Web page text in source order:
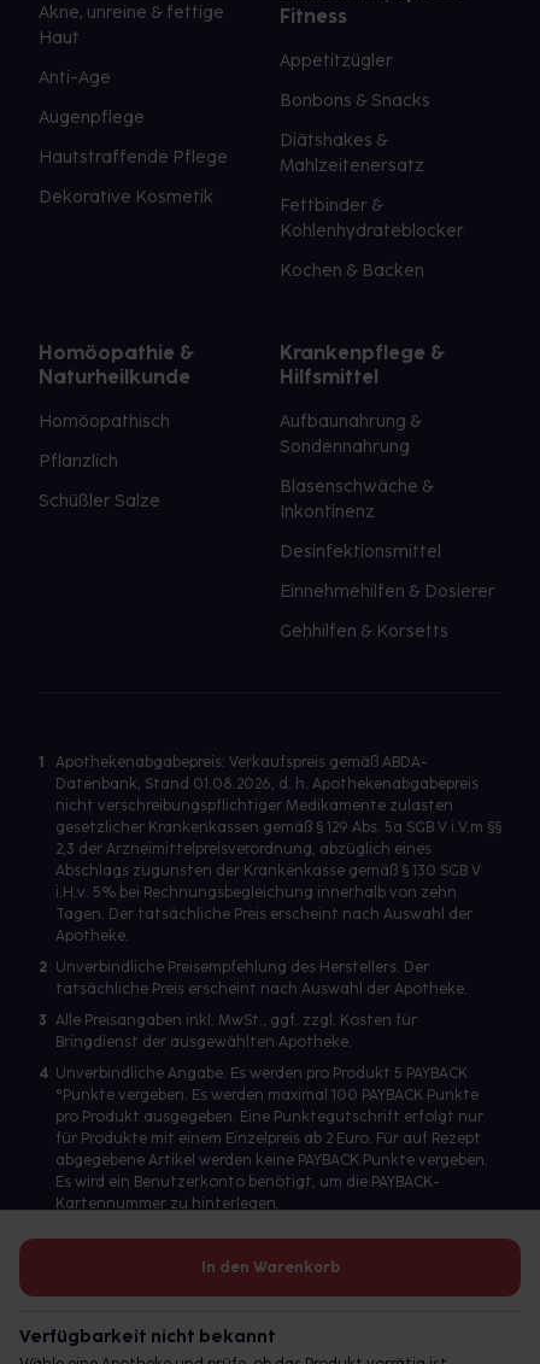
In den Warenkorb
Verfügbarkeit nicht bekannt
Akne, unreine & fettige
Haut
Anti-Age
Augenpflege
Hautstraffende Pflege
Dekorative Kosmetik
Fitness
Appetitzügler
Bonbons & Snacks
Diätshakes &
Mahlzeitenersatz
Fettbinder &
Kohlenhydrateblocker
Kochen & Backen
Homöopathie &
Naturheilkunde
Homöopathisch
Pflanzlich
Schüßler Salze
Krankenpflege &
Hilfsmittel
Aufbaunahrung &
Sondennahrung
Blasenschwäche &
Inkontinenz
Desinfektionsmittel
Einnehmehilfen & Dosierer
Gehhilfen & Korsetts
1
Apothekenabgabepreis: Verkaufspreis gemäß ABDA-
Datenbank, Stand 01.08.2026, d. h. Apothekenabgabepreis
nicht verschreibungspflichtiger Medikamente zulasten
gesetzlicher Krankenkassen gemäß § 129 Abs. 5a SGB V i.V.m §§
2,3 der Arzneimittelpreisverordnung, abzüglich eines
Abschlags zugunsten der Krankenkasse gemäß § 130 SGB V
i.H.v. 5% bei Rechnungsbegleichung innerhalb von zehn
Tagen. Der tatsächliche Preis erscheint nach Auswahl der
Apotheke.
2 Unverbindliche Preisempfehlung des Herstellers. Der
tatsächliche Preis erscheint nach Auswahl der Apotheke.
3 Alle Preisangaben inkl. MwSt., ggf. zzgl. Kosten für
Bringdienst der ausgewählten Apotheke.
4 Unverbindliche Angabe. Es werden pro Produkt 5 PAYBACK
°Punkte vergeben. Es werden maximal 100 PAYBACK Punkte
pro Produkt ausgegeben. Eine Punktegutschrift erfolgt nur
für Produkte mit einem Einzelpreis ab 2 Euro. Für auf Rezept
abgegebene Artikel werden keine PAYBACK Punkte vergeben.
Es wird ein Benutzerkonto benötigt, um die PAYBACK-
Kartennummer zu hinterlegen.
Betreiber des Portals und verantwortlich: gesund.de GmbH &
© 2026 gesund.de GmbH & Co. KG